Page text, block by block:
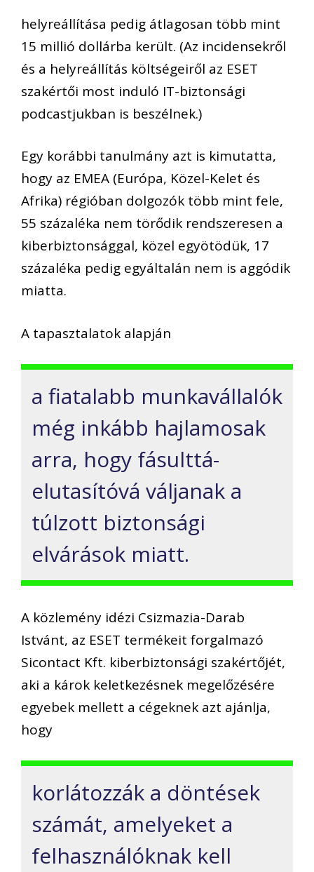
helyreállítása pedig átlagosan több mint
15 millió dollárba került. (Az incidensekről
és a helyreállítás költségeiről az ESET
szakértői most induló IT-biztonsági
podcastjukban is beszélnek.)
Egy korábbi tanulmány azt is kimutatta,
hogy az EMEA (Európa, Közel-Kelet és
Afrika) régióban dolgozók több mint fele,
55 százaléka nem törődik rendszeresen a
kiberbiztonsággal, közel egyötödük, 17
százaléka pedig egyáltalán nem is aggódik
miatta.
A tapasztalatok alapján
a fiatalabb munkavállalók
még inkább hajlamosak
arra, hogy fásulttá-
elutasítóvá váljanak a
túlzott biztonsági
elvárások miatt.
A közlemény idézi Csizmazia-Darab
Istvánt, az ESET termékeit forgalmazó
Sicontact Kft. kiberbiztonsági szakértőjét,
aki a károk keletkezésnek megelőzésére
egyebek mellett a cégeknek azt ajánlja,
hogy
korlátozzák a döntések
számát, amelyeket a
felhasználóknak kell